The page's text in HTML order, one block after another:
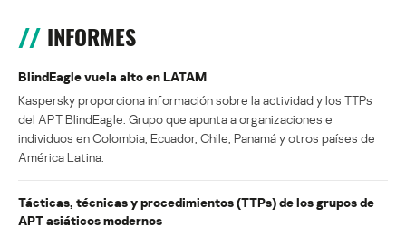
INFORMES
BlindEagle vuela alto en LATAM
Kaspersky proporciona información sobre la actividad y los TTPs
del APT BlindEagle. Grupo que apunta a organizaciones e
individuos en Colombia, Ecuador, Chile, Panamá y otros países de
América Latina.
Tácticas, técnicas y procedimientos (TTPs) de los grupos de
APT asiáticos modernos